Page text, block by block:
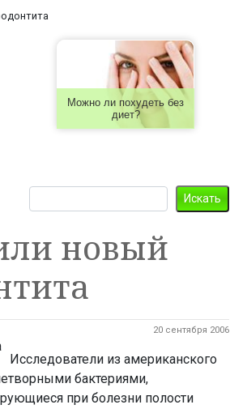
Можно ли похудеть без
диет?
новый
20 сентября 2006
Исследователи из американского
бактериями,
при болезни полости